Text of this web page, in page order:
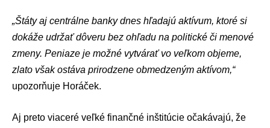
„Štáty aj centrálne banky dnes hľadajú aktívum, ktoré si
dokáže udržať dôveru bez ohľadu na politické či menové
zmeny. Peniaze je možné vytvárať vo veľkom objeme,
zlato však ostáva prirodzene obmedzeným aktívom,“
upozorňuje Horáček.
Aj preto viaceré veľké finančné inštitúcie očakávajú, že